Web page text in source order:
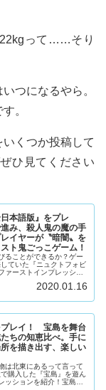
22kgって……そり
つになるやら。
。
くつか投稿して
ひ見てください
本語版』をプレ
み、殺人鬼の魔の手
イヤーが〝暗闇〟を
ト鬼ごっこゲーム！
ることができるか？ゲー
ていた『ニュクトフォビ
ァーストインプレッショ
2020.01.16
プレイ！ 宝島を舞台
ちの知恵比べ。手に
を描き出す、楽しい
は北東にあるって言って
購入した『宝島』を遊ん
ッションを紹介！宝島と